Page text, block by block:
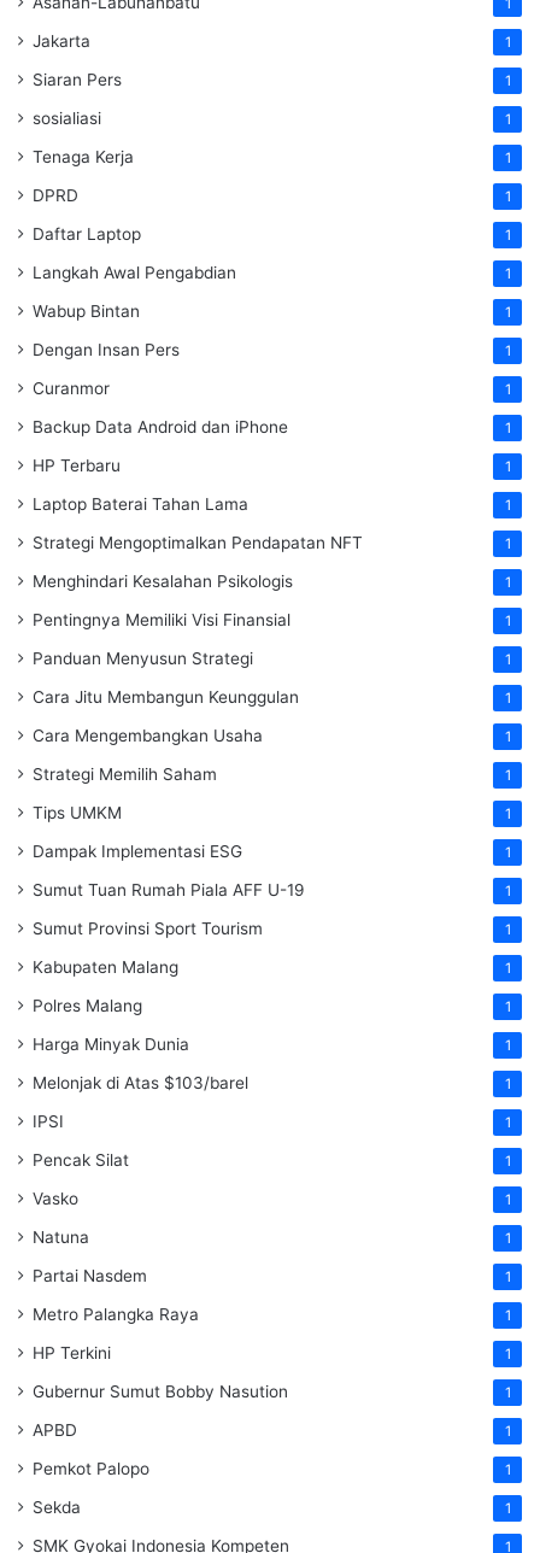
1
Jakarta 1
Siaran Pers 1
sosialiasi 1
Tenaga Kerja 1
DPRD 1
Daftar Laptop 1
Langkah Awal Pengabdian 1
Wabup Bintan 1
Dengan Insan Pers 1
Curanmor 1
Backup Data Android dan iPhone 1
HP Terbaru 1
Laptop Baterai Tahan Lama 1
Strategi Mengoptimalkan Pendapatan NFT 1
Menghindari Kesalahan Psikologis 1
Pentingnya Memiliki Visi Finansial 1
Panduan Menyusun Strategi 1
Cara Jitu Membangun Keunggulan 1
Cara Mengembangkan Usaha 1
Strategi Memilih Saham 1
Tips UMKM 1
Dampak Implementasi ESG 1
Sumut Tuan Rumah Piala AFF U-19 1
Sumut Provinsi Sport Tourism 1
Kabupaten Malang 1
Polres Malang 1
Harga Minyak Dunia 1
Melonjak di Atas $103/barel 1
IPSI 1
Pencak Silat 1
Vasko 1
Natuna 1
Partai Nasdem 1
Metro Palangka Raya 1
HP Terkini 1
Gubernur Sumut Bobby Nasution 1
APBD 1
Pemkot Palopo 1
Sekda 1
SMK Gyokai Indonesia Kompeten 1